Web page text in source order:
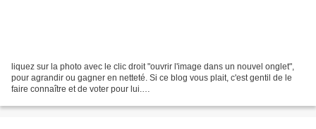
liquez sur la photo avec le clic droit "ouvrir l'image dans un nouvel onglet",
pour agrandir ou gagner en netteté. Si ce blog vous plait, c'est gentil de le
faire connaître et de voter pour lui.